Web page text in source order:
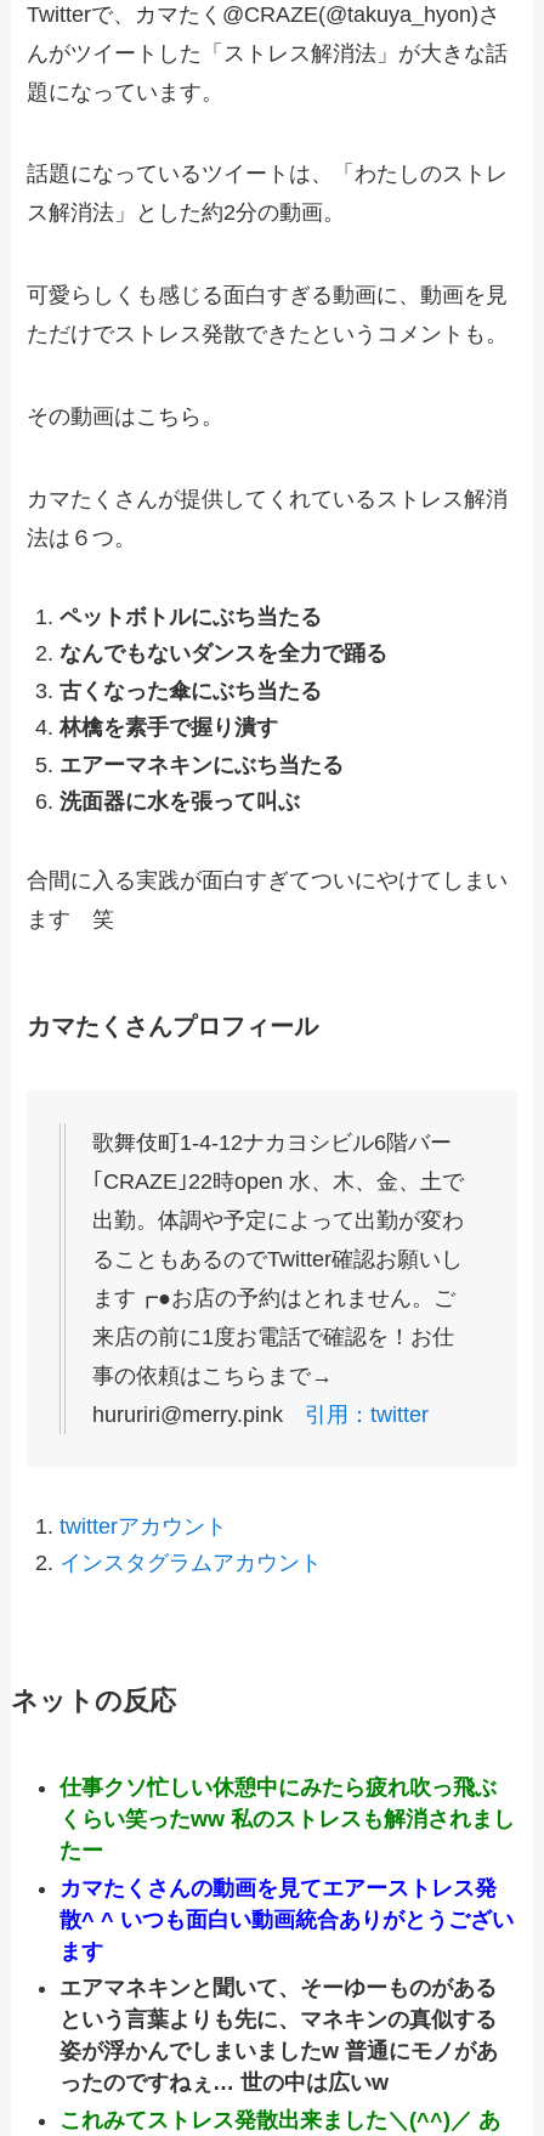
Twitterで、カマたく@CRAZE(@takuya_hyon)さ
んがツイートした「ストレス解消法」が大きな話
題になっています。
話題になっているツイートは、「わたしのストレ
ス解消法」とした約2分の動画。
可愛らしくも感じる面白すぎる動画に、動画を見
ただけでストレス発散できたというコメントも。
その動画はこちら。
カマたくさんが提供してくれているストレス解消
法は６つ。
ペットボトルにぶち当たる
なんでもないダンスを全力で踊る
古くなった傘にぶち当たる
林檎を素手で握り潰す
エアーマネキンにぶち当たる
洗面器に水を張って叫ぶ
合間に入る実践が面白すぎてついにやけてしまい
ます 笑
カマたくさんプロフィール
歌舞伎町1-4-12ナカヨシビル6階バー
｢CRAZE｣22時open 水、木、金、土で
出勤。体調や予定によって出勤が変わ
ることもあるのでTwitter確認お願いし
ます┏●お店の予約はとれません。ご
来店の前に1度お電話で確認を！お仕
事の依頼はこちらまで→
hururiri@merry.pink 引用：twitter
twitterアカウント
インスタグラムアカウント
ネットの反応
仕事クソ忙しい休憩中にみたら疲れ吹っ飛ぶ
くらい笑ったww 私のストレスも解消されまし
たー
カマたくさんの動画を見てエアーストレス発
散^ ^ いつも面白い動画統合ありがとうござい
ます
エアマネキンと聞いて、そーゆーものがある
という言葉よりも先に、マネキンの真似する
姿が浮かんでしまいましたw 普通にモノがあ
ったのですねぇ… 世の中は広いw
これみてストレス発散出来ました＼(^^)／ あ